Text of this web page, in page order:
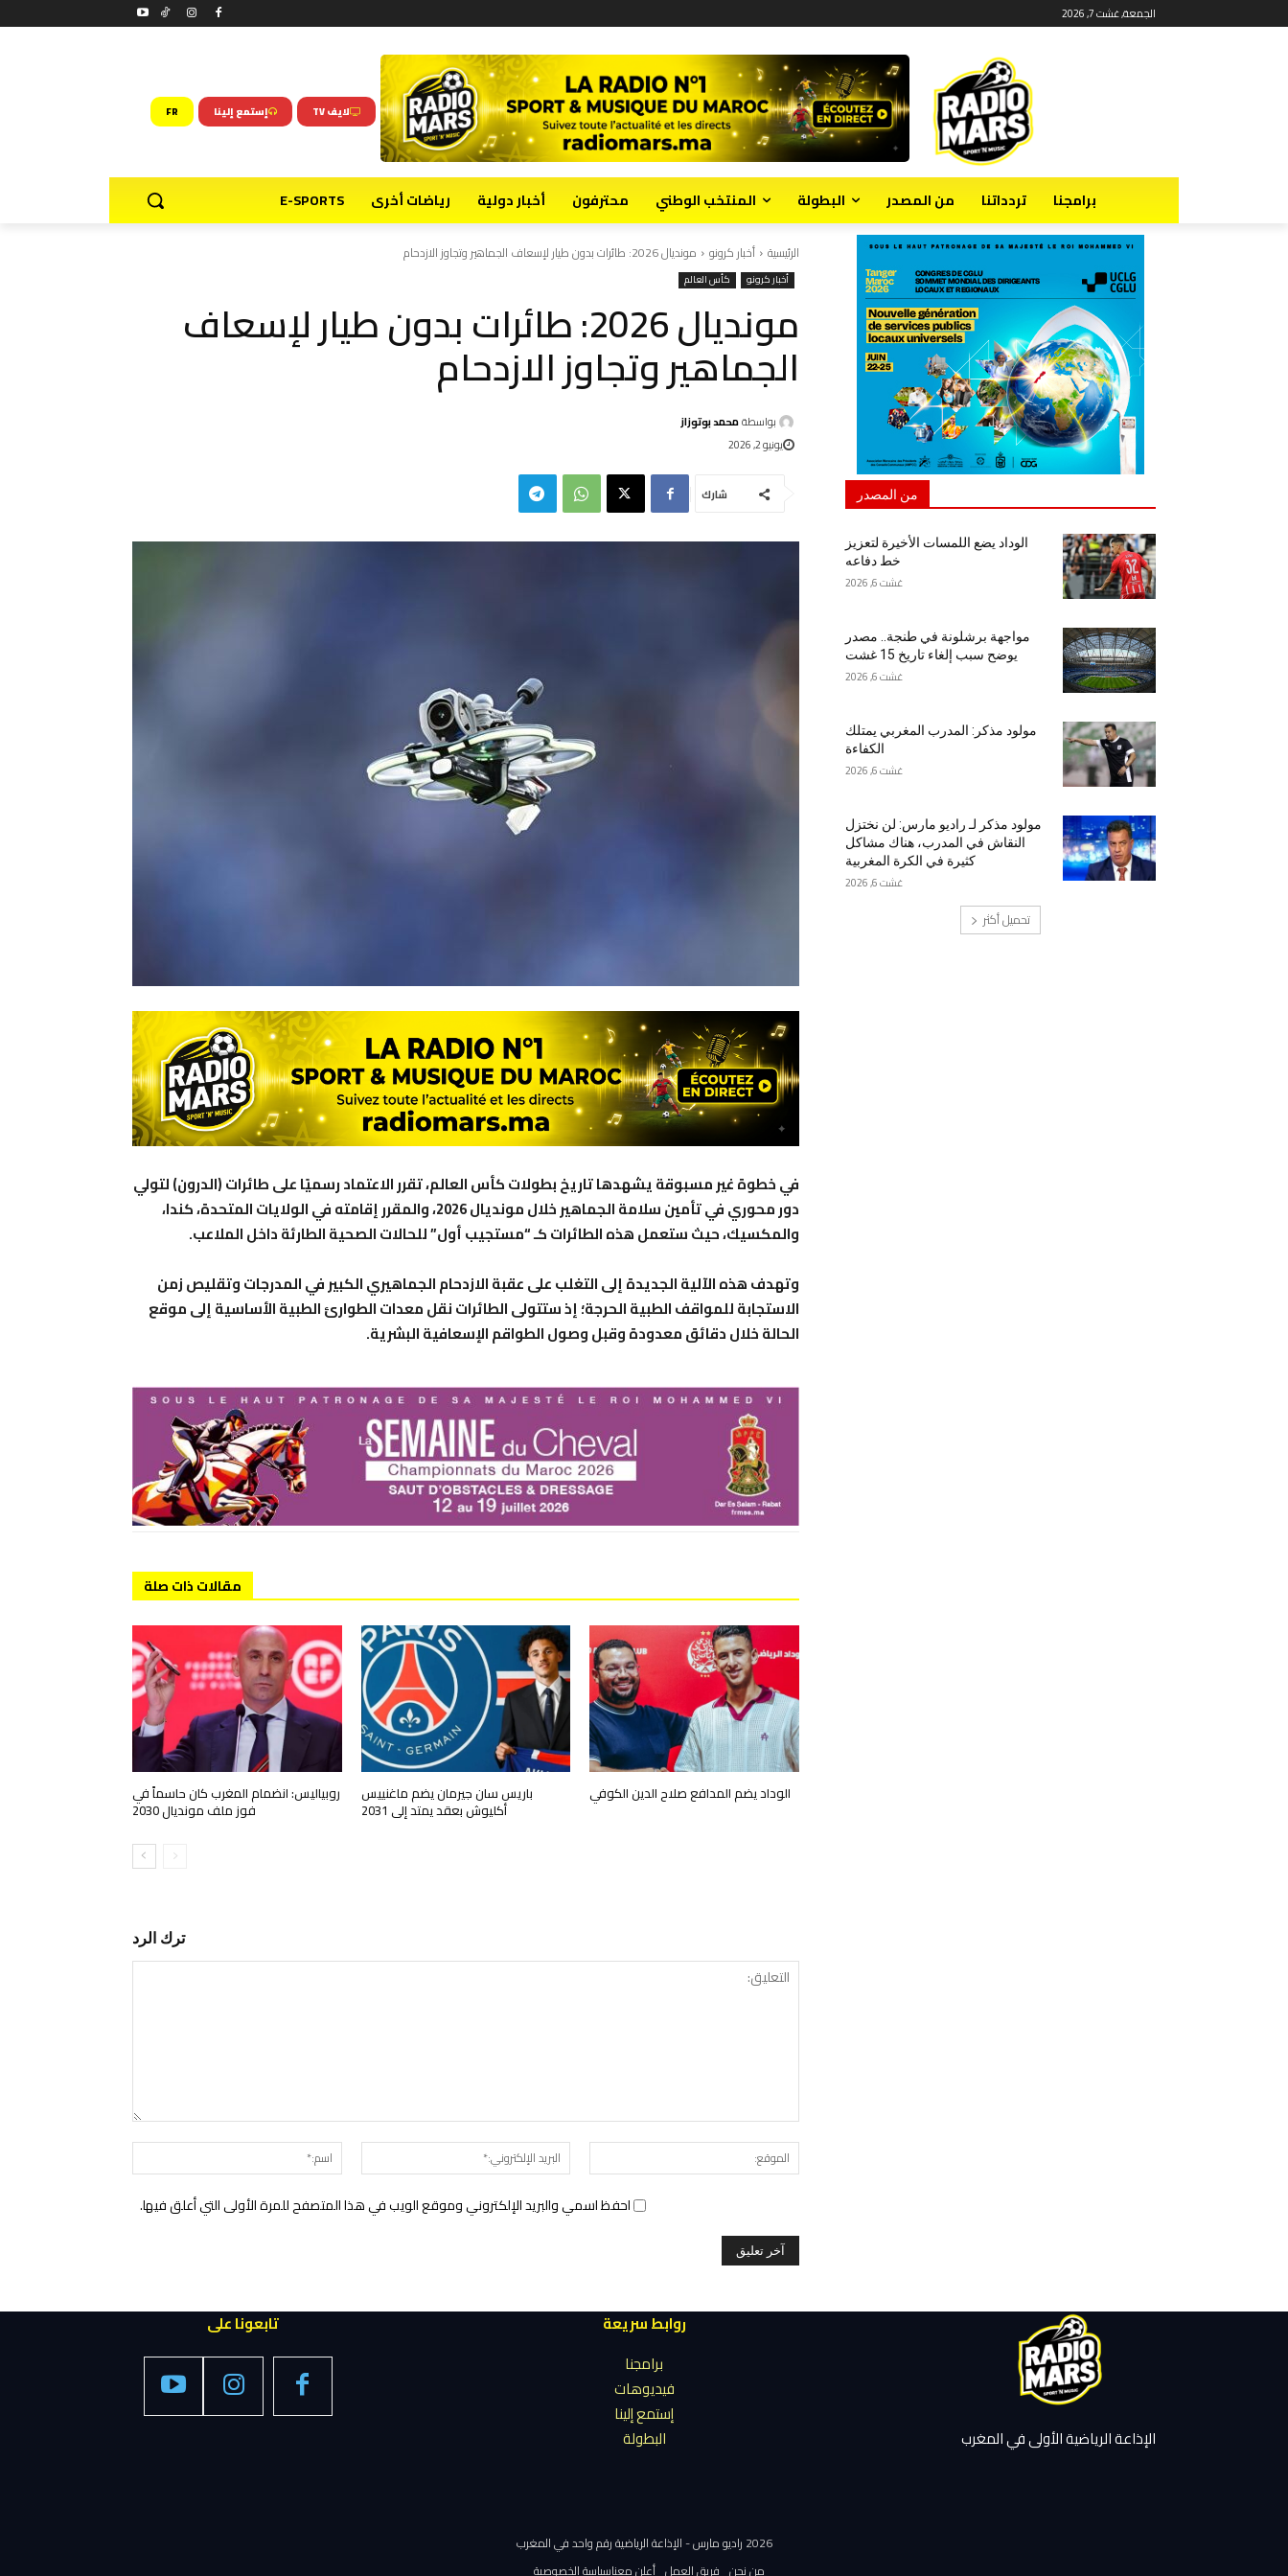
الجمعة, غشت 7, 2026
لايف TV إستمع إلينا FR
برامجنا تردداتنا من المصدر البطولة المنتخب الوطني محترفون أخبار دولية رياضات أخرى E-SPORTS
الرئيسية أخبار كرونو مونديال 2026: طائرات بدون طيار لإسعاف الجماهير وتجاوز الازدحام
أخبار كرونو كأس العالم
مونديال 2026: طائرات بدون طيار لإسعاف
الجماهير وتجاوز الازدحام
بواسطةمحمد بوتوزاز
يونيو 2, 2026
شارك
في خطوة غير مسبوقة يشهدها تاريخ بطولات كأس العالم، تقرر الاعتماد رسميًا على طائرات (الدرون) لتولي
دور محوري في تأمين سلامة الجماهير خلال مونديال 2026، والمقرر إقامته في الولايات المتحدة، كندا،
والمكسيك، حيث ستعمل هذه الطائرات كـ “مستجيب أول” للحالات الصحية الطارئة داخل الملاعب.
وتهدف هذه الآلية الجديدة إلى التغلب على عقبة الازدحام الجماهيري الكبير في المدرجات وتقليص زمن
الاستجابة للمواقف الطبية الحرجة؛ إذ ستتولى الطائرات نقل معدات الطوارئ الطبية الأساسية إلى موقع
الحالة خلال دقائق معدودة وقبل وصول الطواقم الإسعافية البشرية.
مقالات ذات صلة
الوداد يضم المدافع صلاح الدين الكوفي باريس سان جيرمان يضم ماغنييس
أكليوش بعقد يمتد إلى 2031
روبياليس: انضمام المغرب كان حاسماً في
فوز ملف مونديال 2030
ترك الرد
التعليق:
اسم:*
البريد
الإلكتروني:*
الموقع:
احفظ اسمي والبريد الإلكتروني وموقع الويب في هذا المتصفح للمرة الأولى التي أعلق فيها.
من المصدر
الوداد يضع اللمسات الأخيرة لتعزيز
خط دفاعه
غشت 6, 2026
مواجهة برشلونة في طنجة.. مصدر
يوضح سبب إلغاء تاريخ 15 غشت
غشت 6, 2026
مولود مذكر: المدرب المغربي يمتلك
الكفاءة
غشت 6, 2026
مولود مذكر لـ راديو مارس: لن نختزل
النقاش في المدرب، هناك مشاكل
كثيرة في الكرة المغربية
غشت 6, 2026
تحميل أكثر
تابعونا على
روابط سريعة
برامجنا
فيديوهات
إستمع إلينا
البطولة
الإذاعة الرياضية الأولى في المغرب
2026 راديو مارس - الإذاعة الرياضية رقم واحد في المغرب
من نحن فريق العمل أعلن معناسياسة الخصوصية